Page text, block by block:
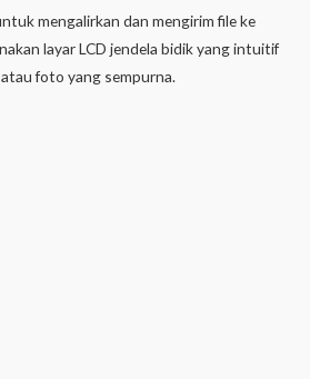
mengalirkan dan mengirim file ke
layar LCD jendela bidik yang intuitif
foto yang sempurna.